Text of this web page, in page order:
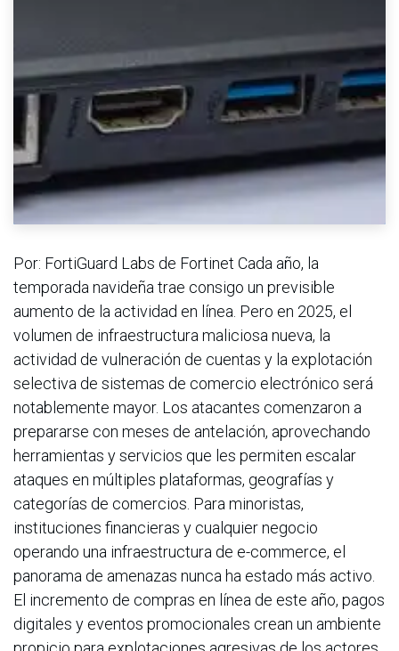
Por: FortiGuard Labs de Fortinet Cada año, la
temporada navideña trae consigo un previsible
aumento de la actividad en línea. Pero en 2025, el
volumen de infraestructura maliciosa nueva, la
actividad de vulneración de cuentas y la explotación
selectiva de sistemas de comercio electrónico será
notablemente mayor. Los atacantes comenzaron a
prepararse con meses de antelación, aprovechando
herramientas y servicios que les permiten escalar
ataques en múltiples plataformas, geografías y
categorías de comercios. Para minoristas,
instituciones financieras y cualquier negocio
operando una infraestructura de e-commerce, el
panorama de amenazas nunca ha estado más activo.
El incremento de compras en línea de este año, pagos
digitales y eventos promocionales crean un ambiente